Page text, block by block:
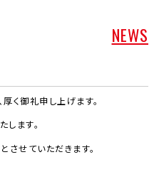
NEWS
く御礼申し上げます。
ます。
させていただきます。